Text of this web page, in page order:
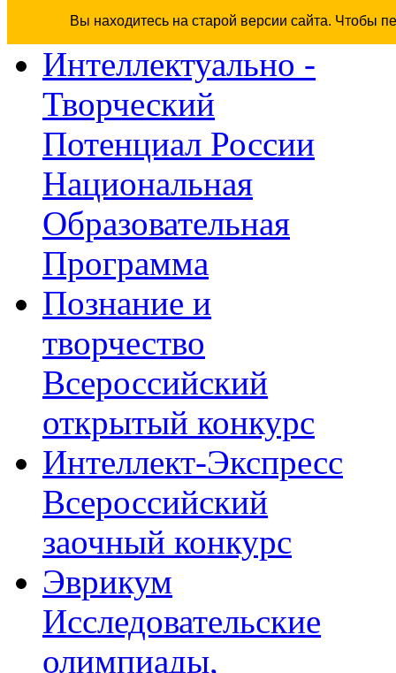
Вы находитесь на старой версии сайта. Чтобы
Интеллектуально -
Творческий
Потенциал России
Национальная
Образовательная
Программа
Познание и
творчество
Всероссийский
открытый конкурс
Интеллект-Экспресс
Всероссийский
заочный конкурс
Эврикум
Исследовательские
олимпиады,